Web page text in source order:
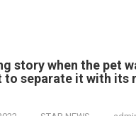
story when the pet
separate it with its